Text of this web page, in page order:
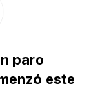
paro
este